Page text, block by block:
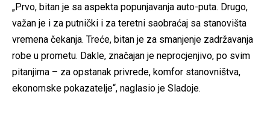
„Prvo, bitan je sa aspekta popunjavanja auto-puta. Drugo,
važan je i za putnički i za teretni saobraćaj sa stanovišta
vremena čekanja. Treće, bitan je za smanjenje zadržavanja
robe u prometu. Dakle, značajan je neprocjenjivo, po svim
pitanjima – za opstanak privrede, komfor stanovništva,
ekonomske pokazatelje“, naglasio je Sladoje.